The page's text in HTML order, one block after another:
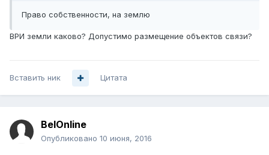
Право собственности, на землю
ВРИ земли каково? Допустимо размещение объектов связи?
Вставить ник Цитата
BelOnline
Опубликовано 10 июня, 2016